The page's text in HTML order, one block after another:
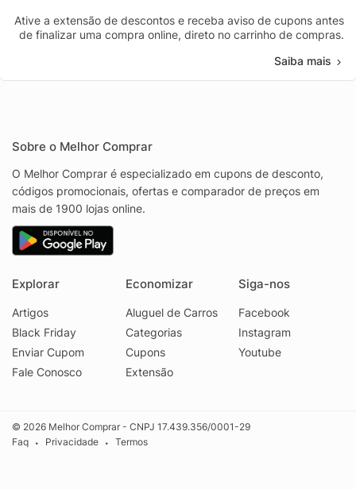
Ative a extensão de descontos e receba aviso de cupons antes
de finalizar uma compra online, direto no carrinho de compras.
Saiba mais
Sobre o Melhor Comprar
O Melhor Comprar é especializado em cupons de desconto,
códigos promocionais, ofertas e comparador de preços em
mais de 1900 lojas online.
Explorar
Artigos
Black Friday
Enviar Cupom
Fale Conosco
Economizar
Aluguel de Carros
Categorias
Cupons
Extensão
Siga-nos
Facebook
Instagram
Youtube
© 2026 Melhor Comprar - CNPJ 17.439.356/0001-29
Faq
• Privacidade • Termos